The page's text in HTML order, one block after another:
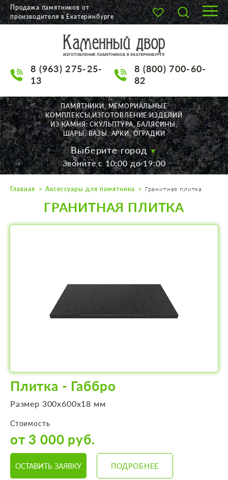
О КОМПАНИИ
НАШИ РАБОТЫ
АКЦИИ
ДОСТАВКА
КОНТАКТЫ
K2532513@yandex.ru
Пн. — Пт. с 10:00 до 19:00
Воскресенье по договор.
Продажа памятников от
производителя в Екатеринбурге
8 (963) 275-25-
13
8 (800) 700-60-
82
ПАМЯТНИКИ, МЕМОРИАЛЬНЫЕ
КОМПЛЕКСЫ,ИЗГОТОВЛЕНИЕ ИЗДЕЛИЙ
ИЗ КАМНЯ: СКУЛЬПТУРА, БАЛЯСИНЫ,
ШАРЫ, ВАЗЫ, АРКИ, ОГРАДКИ
Выберите город
Звоните с 10:00 до 19:00
Главная Аксессуары для памятника Гранитная плитка
ГРАНИТНАЯ ПЛИТКА
Плитка - Габбро
Размер 300х600х18 мм
Стоимость
от 3 000 руб.
ОСТАВИТЬ ЗАЯВКУ ПОДРОБНЕЕ